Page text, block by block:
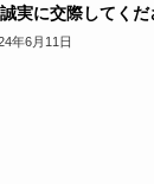
実に交際してくだ
年6月11日